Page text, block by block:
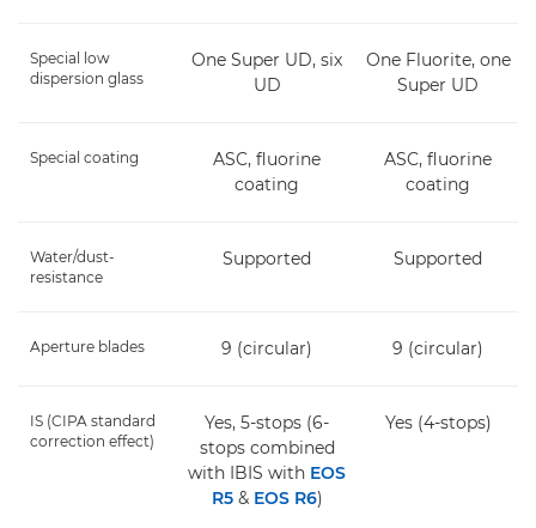
Special low
dispersion glass
One Super UD, six
UD
One Fluorite, one
Super UD
Special coating
ASC, fluorine
coating
ASC, fluorine
coating
Water/dust-
resistance
Supported Supported
Aperture blades 9 (circular) 9 (circular)
IS (CIPA standard
correction effect)
Yes, 5-stops (6-
stops combined
with IBIS with EOS
R5& EOS R6)
Yes (4-stops)